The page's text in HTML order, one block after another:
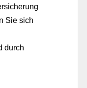
Sie sich
durch